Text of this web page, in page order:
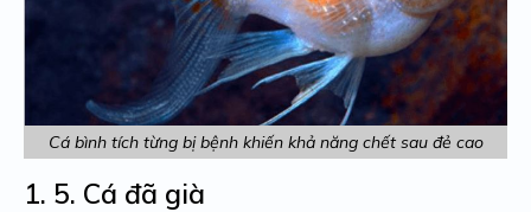
Cá bình tích từng bị bệnh khiến khả năng chết sau đẻ cao
1. 5. Cá đã già